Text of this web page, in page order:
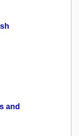
and